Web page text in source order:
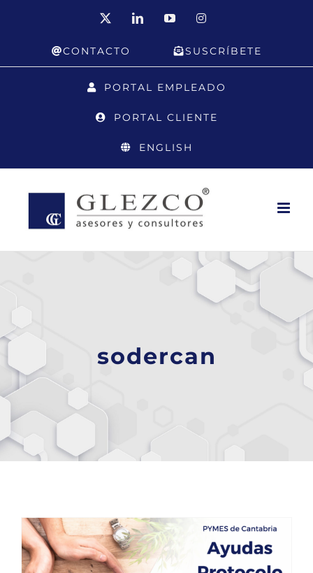
LinkedInYouTubeInstagram
CONTACTO SUSCRÍBETE
PORTAL EMPLEADO
PORTAL CLIENTE
ENGLISH
sodercan